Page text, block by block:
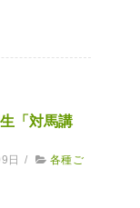
「対馬講
日 /
各種ご